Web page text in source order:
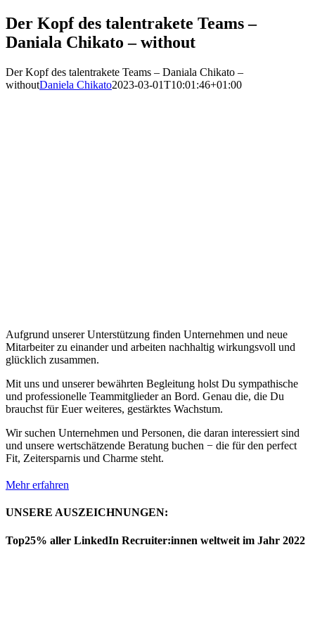
Der Kopf des talentrakete Teams –
Daniala Chikato – without
Der Kopf des talentrakete Teams – Daniala Chikato –
withoutDaniela Chikato2023-03-01T10:01:46+01:00
Aufgrund unserer Unterstützung finden Unternehmen und neue
Mitarbeiter zu einander und arbeiten nachhaltig wirkungsvoll und
glücklich zusammen.
Mit uns und unserer bewährten Begleitung holst Du sympathische
und professionelle Teammitglieder an Bord. Genau die, die Du
brauchst für Euer weiteres, gestärktes Wachstum.
Wir suchen Unternehmen und Personen, die daran interessiert sind
und unsere wertschätzende Beratung buchen − die für den perfect
Fit, Zeitersparnis und Charme steht.
Mehr erfahren
UNSERE AUSZEICHNUNGEN:
Top25% aller LinkedIn Recruiter:innen weltweit im Jahr 2022